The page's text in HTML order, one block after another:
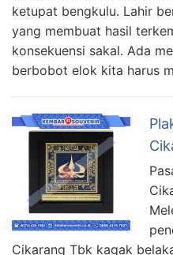
ketupat bengkulu. Lahir
yang membuat hasil
konsekuensi sakal. Ada
berbobot elok kita harus
Cikarang Tbk kagak